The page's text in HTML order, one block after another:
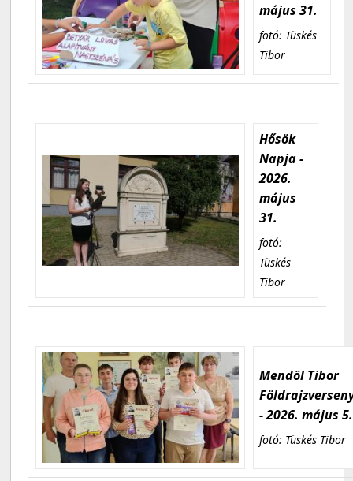
május 31.
fotó: Tüskés
Tibor
Hősök
Napja -
2026.
május
31.
fotó:
Tüskés
Tibor
Mendöl Tibor
- 2026. május 5.
fotó: Tüskés Tibor